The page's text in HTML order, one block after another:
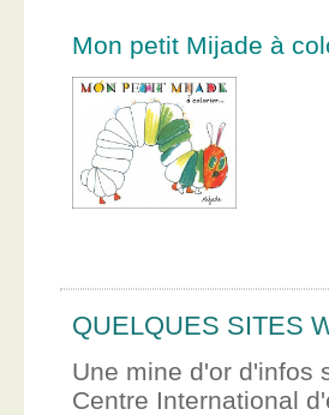
Mon petit Mijade à
QUELQUES SITES
Une mine d'or d'infos
Centre International